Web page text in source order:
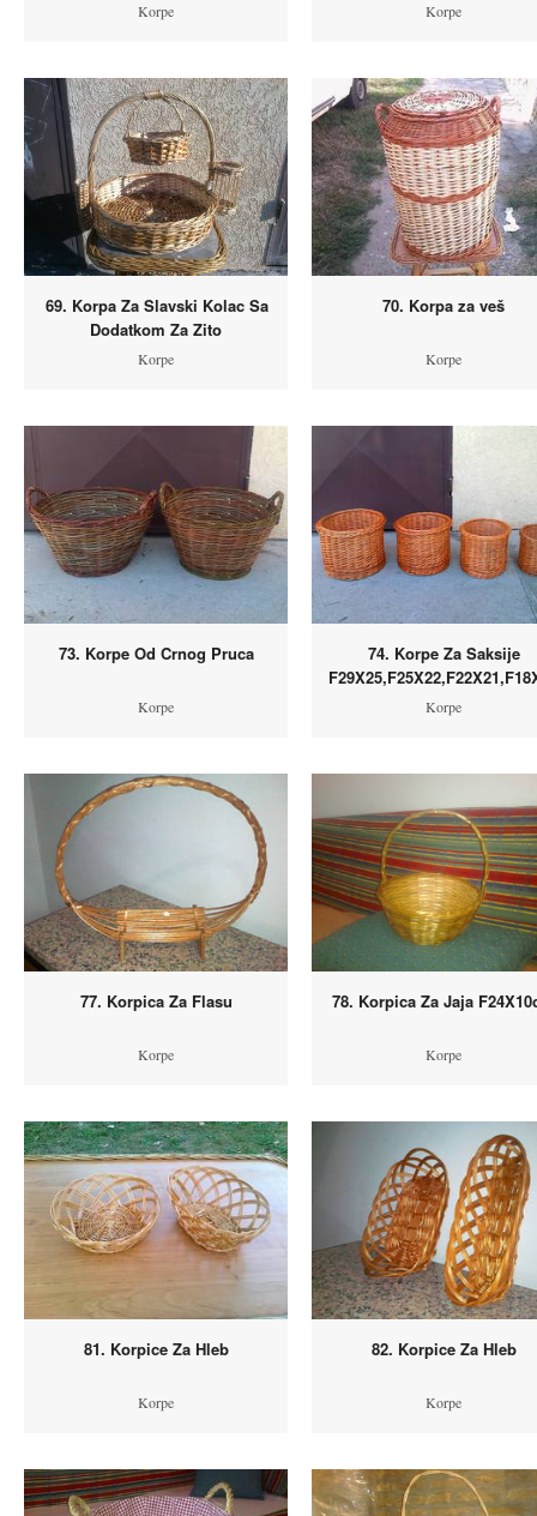
Korpe Korpe
69. Korpa Za Slavski Kolac Sa
Dodatkom Za Zito
Korpe
70. Korpa za veš
Korpe
73. Korpe Od Crnog Pruca
Korpe
74. Korpe Za Saksije
Korpe
77. Korpica Za Flasu
Korpe
78. Korpica Za Jaja
Korpe
81. Korpice Za Hleb
Korpe
82. Korpice Za Hleb
Korpe